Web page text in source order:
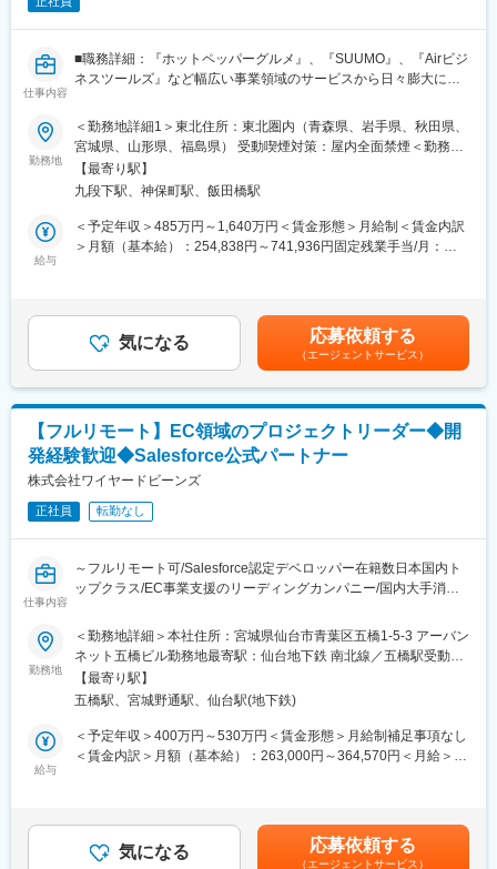
（2）デジタルマーケティング全般のスキル・経験
マーケットバリューの高いスキルである、デジタルマーケティン
グ全般のスキル・経験を身につけることができます。
- ユーザーに向けてのコミュニケーション設計
- リリース後の様々なリスクへの対応計画
リリース後は効果測定や運用などもご担当いただきます。
※プログラミング実装などの実際に手を動かす業務は発生しませ
【事例1】
決済サービス、『Airペイ』における通信回線切り替えプロジェク
ト
サービスで利用している通信回線の廃止に伴う、安全かつスムー
ズな新回線へのリプレース
・現行仕様と新仕様の差分整理、移行計画の策定、業務運用フロ
ーの変更整理を主導
・結果、サービス稼働中における難易度の高い切り替えを無事に
完遂
■働き方
・兼業（副業）OK
・土日や祝日にプラスして、個人で設定できる「フレキシブル休
日」があります（2024年度は14日間。日数は年度によって前後し
児休暇」や時短勤務の選択等、育児と仕事の両立支援をする制度
があります。また、産前産後休暇、育児休職は法に則った取得が
変更の範囲：無
仕事内容
■職務詳細：『ホットペッパーグルメ』、『SUUMO』、『Airビジ
ネスツールズ』など幅広い事業領域のサービスから日々膨大に蓄
ブンな意思決定支援を実現するために、ソフトウェア・エンジニ
アリングの手法を活用しながら、信頼性・作業効率性の高いデー
タ環境の整備や BI ダッシュボードの開発などを推進します。
◎BIダッシュボードの設計・最適化
・数百万～数千万件のデータを扱うダッシュボードを
Tableau/Looker(Looker Studio)などのBIツールで構築
例：Tableau Cloud経由でBigQueryに発行されるクエリの最適
化、ビューのキャッシュ制御による負荷軽減
ータなど、分析に活用できるデータを収集して、利用できるよう
に加工して提供
・Webログ、広告、CRMなど複数のデータソースを統合し、分析
しやすく・高速に動作するデータマートを設計、開発
◎データの利便維持と品質管理のためのデータマネジメント
・TB～PB級のデータのセキュリティやメタデータ管理をするため
のデータマネジメントのスキルが求められる
・データマートの要件やロジックを考慮したデータテストを実施
し、高品質なデータ分析環境を提供する
■働き方
・副業OK
・残業：月間の平均残業時間は6時間程度。
・リモートワーク制度：自宅または会社の指定する就業場所な
■ポジションの魅力：
勤務地
＜勤務地詳細1＞東北住所：東北圏内（青森県、岩手県、秋田県、
宮城県、山形県、福島県） 受動喫煙対策：屋内全面禁煙＜勤務地
詳細2＞本社住所：東京都千代田区九段北1丁目14-6 九段坂上KS
ビル 南棟4階勤務地最寄駅：東京メトロ東西線半蔵門線／九段下
（リモートワーク含む）
【最寄り駅】
九段下駅、神保町駅、飯田橋駅
給与
＜予定年収＞485万円～1,640万円＜賃金形態＞月給制＜賃金内訳
＞月額（基本給）：254,838円～741,936円固定残業手当/月：
給与詳細は、経験、能力、年齢を考慮の上決定します。賃金はあ
くまでも目安の金額であり、選考を通じて上下する可能性があり
ます。月給(月額)は固定手当を含めた表記です。
気になる 応募依頼する
（エージェントサービス）
【フルリモート】EC領域のプロジェクトリーダー◆開
発経験歓迎◆Salesforce公式パートナー
株式会社ワイヤードビーンズ
正社員 転勤なし
仕事内容
～フルリモート可/Salesforce認定デベロッパー在籍数日本国内ト
ップクラス/EC事業支援のリーディングカンパニー/国内大手消費
■業務内容：
顧客のECサイト構築全般のプロジェクトマネジメントを担当して
いただきます。当社は一次請け企業として、お客様から直接お話
を伺い、要件定義から開発、運用まで承っており、PLとして仕事
の幅を広げることが可能です。加えて知名度の高いブランドのEコ
マースに携われることや、顧客体験価値の最大化を通し、自らの
・プロジェクトの進捗管理／課題管理
・クライアントや外部ベンダーとの折衝
勤務地
＜勤務地詳細＞本社住所：宮城県仙台市青葉区五橋1-5-3 アーバン
ネット五橋ビル勤務地最寄駅：仙台地下鉄 南北線／五橋駅受動喫
煙対策：屋内全面禁煙
【最寄り駅】
五橋駅、宮城野通駅、仙台駅(地下鉄)
給与
＜予定年収＞400万円～530万円＜賃金形態＞月給制補足事項なし
＜賃金内訳＞月額（基本給）：263,000円～364,570円＜月給＞
以上のオファーの可能性もございます。賃金はあくまでも目安の
金額であり、選考を通じて上下する可能性があります。月給(月額)
気になる 応募依頼する
（エージェントサービス）